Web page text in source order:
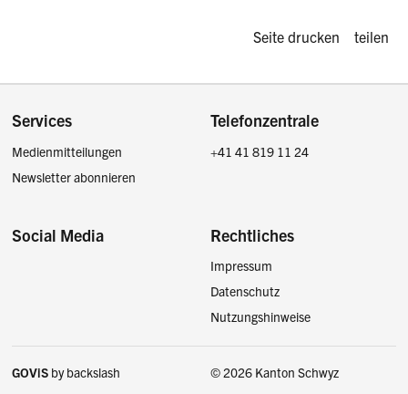
Diese Seite
Seite drucken teilen
Footer
Services
Medienmitteilungen
Newsletter abonnieren
Telefonzentrale
+41 41 819 11 24
Social Media Rechtliches
Impressum
Datenschutz
Nutzungshinweise
GOViS bybackslash © 2026 Kanton Schwyz